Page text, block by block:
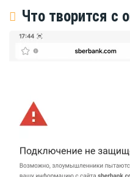
Что творится с